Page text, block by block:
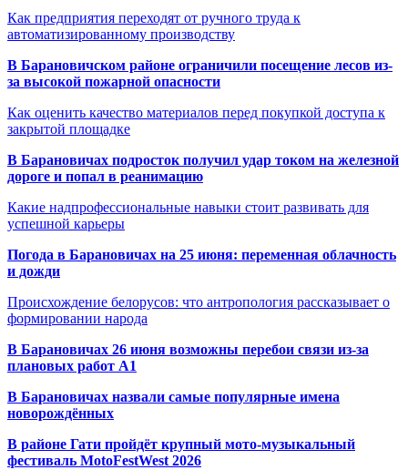
Как предприятия переходят от ручного труда к
автоматизированному производству
В Барановичском районе ограничили посещение лесов из-
за высокой пожарной опасности
Как оценить качество материалов перед покупкой доступа к
закрытой площадке
В Барановичах подросток получил удар током на железной
дороге и попал в реанимацию
Какие надпрофессиональные навыки стоит развивать для
успешной карьеры
Погода в Барановичах на 25 июня: переменная облачность
и дожди
Происхождение белорусов: что антропология рассказывает о
формировании народа
В Барановичах 26 июня возможны перебои связи из-за
плановых работ A1
В Барановичах назвали самые популярные имена
новорождённых
В районе Гати пройдёт крупный мото-музыкальный
фестиваль MotoFestWest 2026